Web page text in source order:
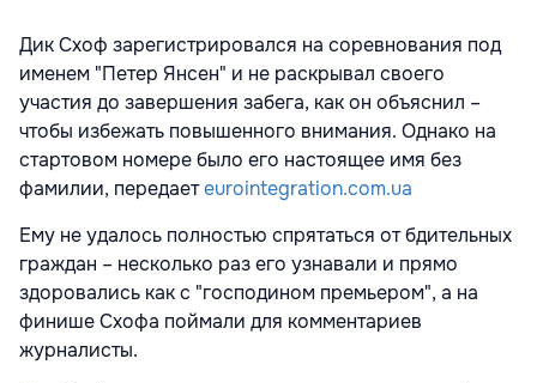
Дик Схоф зарегистрировался на соревнования под
именем "Петер Янсен" и не раскрывал своего
участия до завершения забега, как он объяснил –
чтобы избежать повышенного внимания. Однако на
стартовом номере было его настоящее имя без
фамилии, передаетeurointegration.com.ua
Ему не удалось полностью спрятаться от бдительных
граждан – несколько раз его узнавали и прямо
здоровались как с "господином премьером", а на
финише Схофа поймали для комментариев
журналисты.